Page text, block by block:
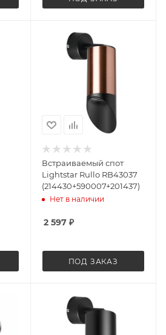
Встраиваемый спот
Lightstar Rullo RB43037
(214430+590007+201437)
Нет в наличии
2 597₽
ПОД ЗАКАЗ